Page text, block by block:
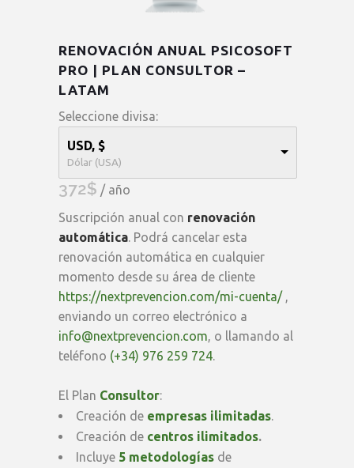
RENOVACIÓN ANUAL PSICOSOFT
PRO | PLAN CONSULTOR –
LATAM
Seleccione divisa:
USD, $
Dólar (USA)
372$ / año
Suscripción anual con renovación
automática. Podrá cancelar esta
renovación automática en cualquier
momento desde su área de cliente
https://nextprevencion.com/mi-cuenta/ ,
enviando un correo electrónico a
info@nextprevencion.com, o llamando al
teléfono (+34) 976 259 724.
El Plan Consultor:
Creación de empresas ilimitadas.
Creación de centros ilimitados.
Incluye 5 metodologías de